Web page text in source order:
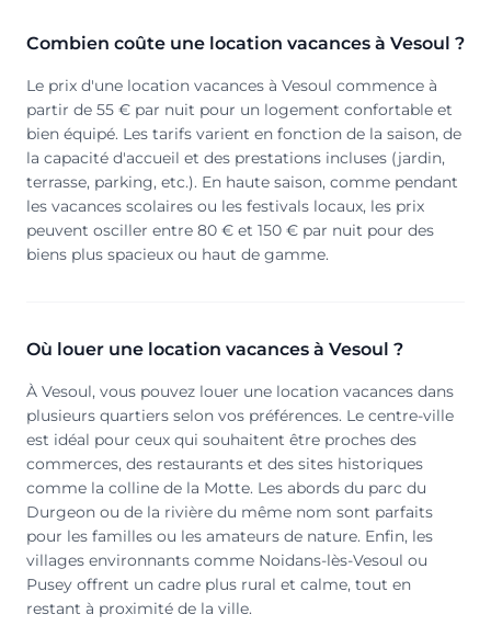
Combien coûte une location vacances à Vesoul ?
Le prix d'une location vacances à Vesoul commence à
partir de 55 € par nuit pour un logement confortable et
bien équipé. Les tarifs varient en fonction de la saison, de
la capacité d'accueil et des prestations incluses (jardin,
terrasse, parking, etc.). En haute saison, comme pendant
les vacances scolaires ou les festivals locaux, les prix
peuvent osciller entre 80 € et 150 € par nuit pour des
biens plus spacieux ou haut de gamme.
Où louer une location vacances à Vesoul ?
À Vesoul, vous pouvez louer une location vacances dans
plusieurs quartiers selon vos préférences. Le centre-ville
est idéal pour ceux qui souhaitent être proches des
commerces, des restaurants et des sites historiques
comme la colline de la Motte. Les abords du parc du
Durgeon ou de la rivière du même nom sont parfaits
pour les familles ou les amateurs de nature. Enfin, les
villages environnants comme Noidans-lès-Vesoul ou
Pusey offrent un cadre plus rural et calme, tout en
restant à proximité de la ville.